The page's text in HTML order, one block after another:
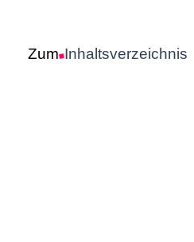
Zum Inhaltsverzeichnis